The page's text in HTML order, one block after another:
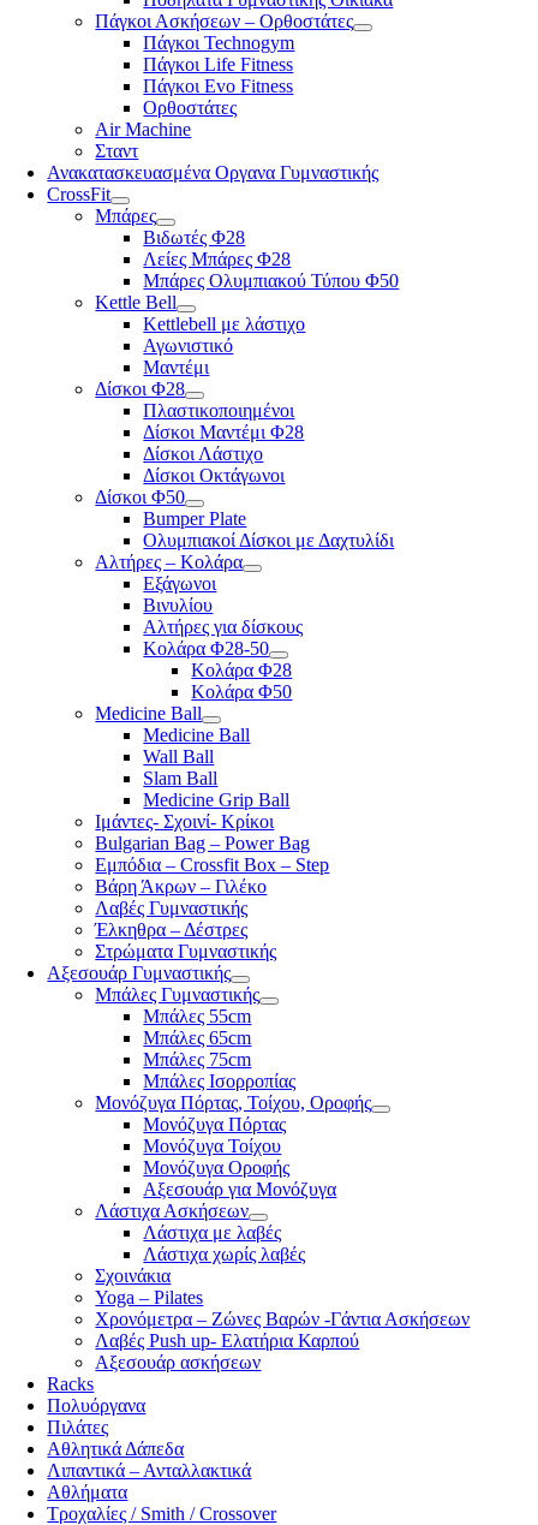
Πάγκοι Ασκήσεων – Ορθοστάτες
Πάγκοι Technogym
Πάγκοι Life Fitness
Πάγκοι Evo Fitness
Ορθοστάτες
Air Machine
Σταντ
Ανακατασκευασμένα Οργανα Γυμναστικής
CrossFit
Μπάρες
Βιδωτές Φ28
Λείες Μπάρες Φ28
Μπάρες Ολυμπιακού Τύπου Φ50
Kettle Bell
Kettlebell με λάστιχο
Αγωνιστικό
Μαντέμι
Δίσκοι Φ28
Πλαστικοποιημένοι
Δίσκοι Μαντέμι Φ28
Δίσκοι Λάστιχο
Δίσκοι Οκτάγωνοι
Δίσκοι Φ50
Bumper Plate
Ολυμπιακοί Δίσκοι με Δαχτυλίδι
Αλτήρες – Κολάρα
Εξάγωνοι
Βινυλίου
Αλτήρες για δίσκους
Κολάρα Φ28-50
Κολάρα Φ28
Κολάρα Φ50
Medicine Ball
Medicine Ball
Wall Ball
Slam Ball
Medicine Grip Ball
Ιμάντες- Σχοινί- Κρίκοι
Bulgarian Bag – Power Bag
Εμπόδια – Crossfit Box – Step
Βάρη Άκρων – Γιλέκο
Λαβές Γυμναστικής
Έλκηθρα – Δέστρες
Στρώματα Γυμναστικής
Αξεσουάρ Γυμναστικής
Μπάλες Γυμναστικής
Μπάλες 55cm
Μπάλες 65cm
Μπάλες 75cm
Μπάλες Ισορροπίας
Μονόζυγα Πόρτας, Τοίχου, Οροφής
Μονόζυγα Πόρτας
Μονόζυγα Τοίχου
Μονόζυγα Οροφής
Αξεσουάρ για Μονόζυγα
Λάστιχα Ασκήσεων
Λάστιχα με λαβές
Λάστιχα χωρίς λαβές
Σχοινάκια
Yoga – Pilates
Χρονόμετρα – Ζώνες Βαρών -Γάντια Ασκήσεων
Λαβές Push up- Ελατήρια Καρπού
Αξεσουάρ ασκήσεων
Racks
Πολυόργανα
Πιλάτες
Αθλητικά Δάπεδα
Λιπαντικά – Ανταλλακτικά
Αθλήματα
Τροχαλίες / Smith / Crossover